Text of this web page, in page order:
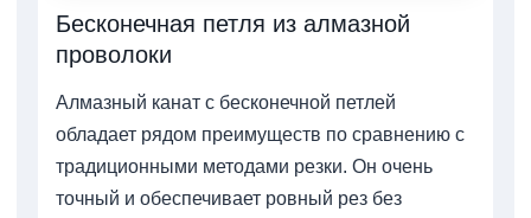
Бесконечная петля из алмазной
проволоки
Алмазный канат с бесконечной петлей
обладает рядом преимуществ по сравнению с
традиционными методами резки. Он очень
точный и обеспечивает ровный рез без